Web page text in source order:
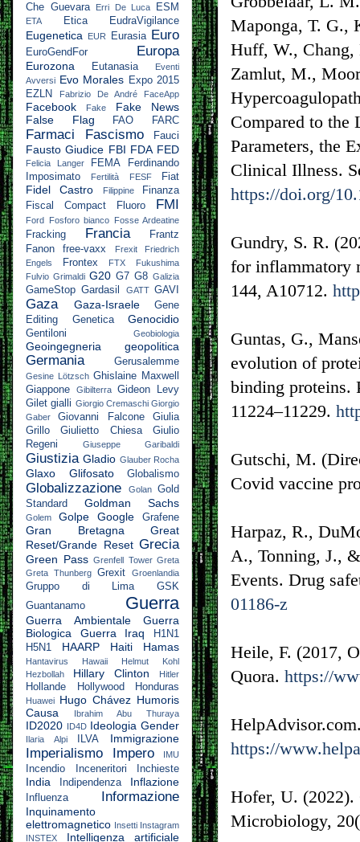
Maponga, T. G.,
Huff, W.,
Zamlut, M.,
Compared to the
Parameters, the
Clinical Illness.
https://doi.org/
Gundry, S. R.
for inflammatory
144, A10712.
Guntas, G.,
evolution of
binding proteins.
11224–11229.
Gutschi, M.
Covid vaccine
Harpaz, R.,
A., Tonning, J.,
Events. Drug
01186-z
Heile, F. (2017,
Quora. https://
https://
Hofer, U. (2022).
Microbiology,
Che Guevara
Erri De Luca ESM
ETA Etica EudraVigilance
Eugenetica EUR Eurasia Euro
EuroGendFor Europa
Eurozona Eutanasia
Eventi
Avversi Evo Morales Expo 2015
EZLN
Fabrizio De André FaceApp
Facebook Fake
Fake News
False Flag
FAO FARC
Farmaci Fascismo Fauci
Fausto Giudice FBI FDA FED
Felicia Langer FEMA
Ferdinando
Imposimato
Fertilità FESF Fiat
Fidel Castro Filippine
Finanza
Fiscal Compact
Fluoro FMI
Ford Fosforo bianco Fosse Ardeatine
Fracking Francia
Frantz
Fanon
free-vaxx Frexit
Friedrich
Engels
Frontex FTX
Fukushima
Fulvio Grimaldi G20 G7 G8 Galizia
GameStop Gardasil GATT GAVI
Gaza Gaza-Israele
Gene
Editing
Genetica Genocidio
Gentiloni Geobiologia
Geoingegneria geopolitica
Germania Gerusalemme
Gesine Lötzsch Ghislaine Maxwell
Giappone
Gibilterra Gideon Levy
Gilet gialli Giorgio Cremaschi Giorgio
Gaber
Giovanni Falcone
Giulia
Grillo
Giulietto Chiesa
Giulio
Regeni
Giuseppe Garibaldi
Giustizia Gladio Glauber Rocha
Glaxo Glifosato Globalismo
Globalizzazione Golan Gold
Standard
Goldman Sachs
Golem Golpe Google Grafene
Gran Bretagna
Great
Reset/Grande Reset Grecia
Green Pass Grenfell Tower Greta
Greta Thunberg Grexit Groenlandia
Gruppo di Lima
GSK
Guantanamo
Guerra
Guerra Ambientale
Guerra
Biologica
Guerra Iraq
H1N1
H5N1
HAARP Haiti Hamas
Hantavirus Hawaii
Helmut Kohl
Hezbollah
Hillary Clinton Hitler
Hollande Hollywood Honduras
Huawei Hugo Chávez Humoris
Causa
Ibrahim Abu Thuraya
ID2020 ID4D Ideologia Gender
Ilaria Alpi ILVA Immigrazione
Imperialismo Impero IMU
Incendio Inceneritori Inchieste
India Indipendenza Inflazione
Influenza Informazione
Inquinamento
elettromagnetico Insetti Instagram
INSTEX
Intelligenza artificiale